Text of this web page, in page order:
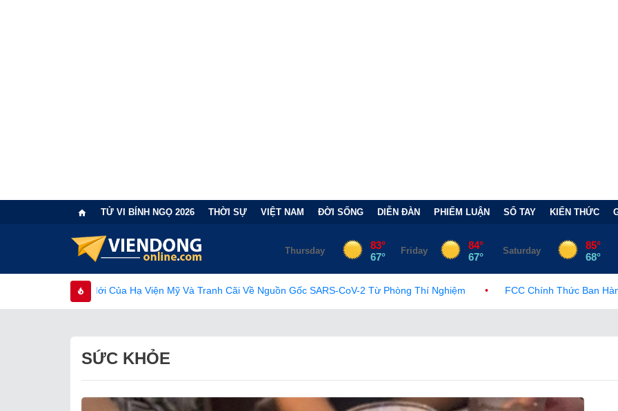
TỬ VI BÍNH NGỌ 2026 THỜI SỰ VIỆT NAM ĐỜI SỐNG DIỄN ĐÀN PHIẾM LUẬN SỔ TAY KIẾN THỨC
Hạ Viện Mỹ Và Tranh Cãi Về Nguồn Gốc SARS-CoV-2 Từ Phòng Thí Nghiệm • FCC Chính Thức Ban Hành Lệnh Cấm Robot Hút
SỨC KHỎE